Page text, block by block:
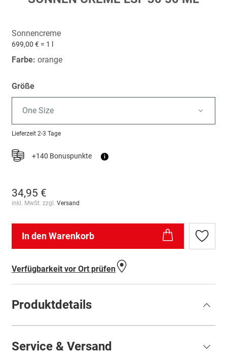
Sonnencreme
699,00 € = 1 l
Farbe: orange
Größe
One Size
Lieferzeit 2-3 Tage
+140 Bonuspunkte i
34,95 €
inkl. MwSt. zzgl. Versand
In den Warenkorb
Zur
Verfügbarkeit vor Ort prüfen
Produktdetails
Service & Versand